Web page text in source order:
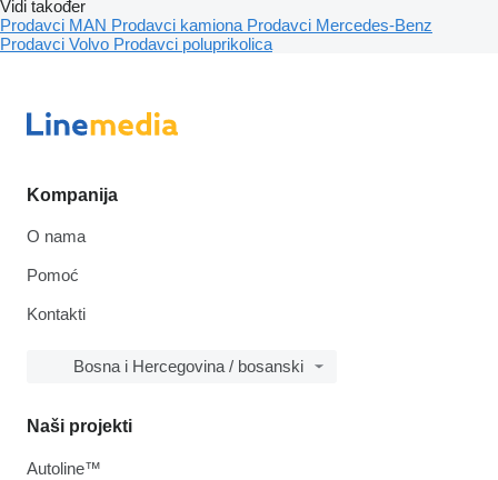
Vidi također
Prodavci MAN Prodavci kamiona Prodavci Mercedes-Benz
Prodavci Volvo Prodavci poluprikolica
Kompanija
O nama
Pomoć
Kontakti
Bosna i Hercegovina / bosanski
Naši projekti
Autoline™